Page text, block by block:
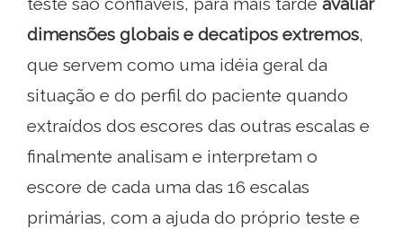
teste são confiáveis, para mais tarde avaliar
dimensões globais e decatipos extremos,
que servem como uma idéia geral da
situação e do perfil do paciente quando
extraídos dos escores das outras escalas e
finalmente analisam e interpretam o
escore de cada uma das 16 escalas
primárias, com a ajuda do próprio teste e